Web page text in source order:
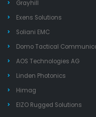
Grayhill
Exens Solutions
Soliani EMC
Domo Tactical
AOS Technologies AG
Linden Photonics
Himag
EIZO Rugged Solutions